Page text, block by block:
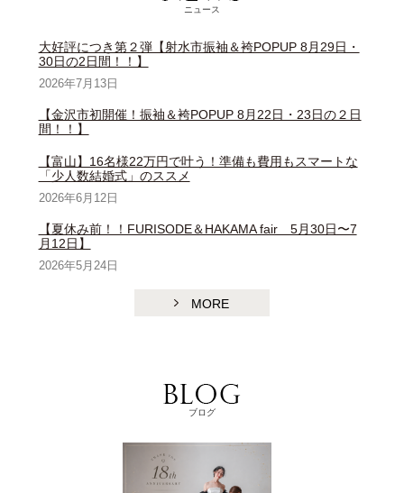
ニュース
大好評につき第２弾【射水市振袖＆袴POPUP 8月29日・
30日の2日間！！】
2026年7月13日
【金沢市初開催！振袖＆袴POPUP 8月22日・23日の２日
間！！】
【富山】16名様22万円で叶う！準備も費用もスマートな
「少人数結婚式」のススメ
2026年6月12日
【夏休み前！！FURISODE＆HAKAMA fair 5月30日〜7
月12日】
2026年5月24日
MORE
ブログ